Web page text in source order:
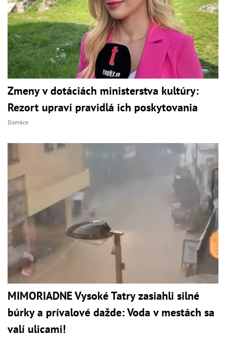
Zmeny v dotáciách ministerstva kultúry:
Rezort upraví pravidlá ich poskytovania
Domáce
MIMORIADNE Vysoké Tatry zasiahli silné
búrky a prívalové dažde: Voda v mestách sa
valí ulicami!